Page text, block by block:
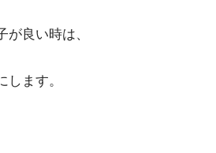
が良い時は、
ます。